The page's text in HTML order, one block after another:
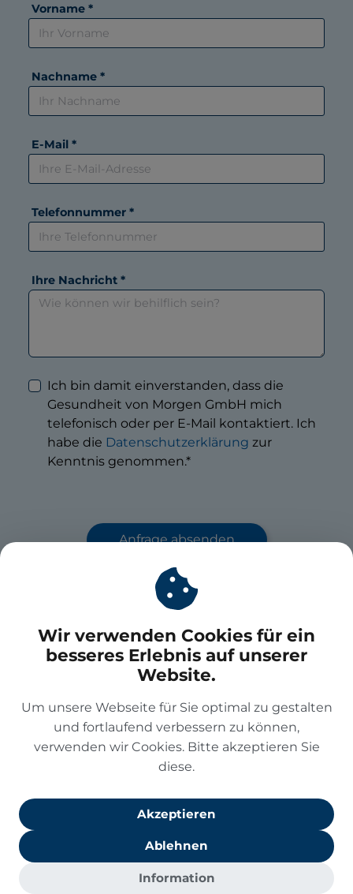
Vorname *
Nachname *
E-Mail *
Telefonnummer *
Ihre Nachricht *
Ich bin damit einverstanden, dass die
Gesundheit von Morgen GmbH mich
telefonisch oder per E-Mail kontaktiert. Ich
habe die Datenschutzerklärung zur
Kenntnis genommen.*
Anfrage absenden
Im Mediapark 5
50670 Köln
Mailinfo@pflege-betreuer.de
Leistungen
Wir verwenden Cookies für ein
besseres Erlebnis auf unserer
Website.
Um unsere Webseite für Sie optimal zu gestalten
und fortlaufend verbessern zu können,
verwenden wir Cookies. Bitte akzeptieren Sie
diese.
Akzeptieren
Ablehnen
Information